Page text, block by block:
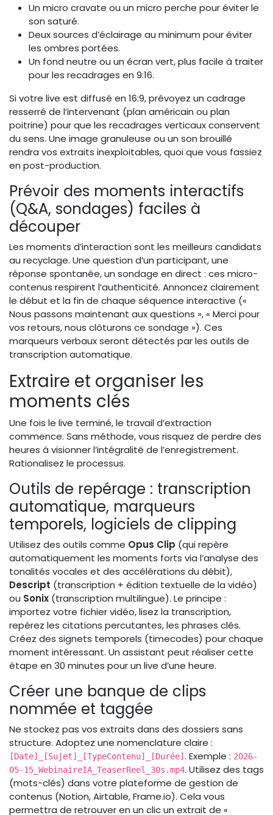
Un micro cravate ou un micro perche pour éviter le
son saturé.
Deux sources d’éclairage au minimum pour éviter
les ombres portées.
Un fond neutre ou un écran vert, plus facile à traiter
pour les recadrages en 9:16.
Si votre live est diffusé en 16:9, prévoyez un cadrage
resserré de l’intervenant (plan américain ou plan
poitrine) pour que les recadrages verticaux conservent
du sens. Une image granuleuse ou un son brouillé
rendra vos extraits inexploitables, quoi que vous fassiez
en post-production.
Prévoir des moments interactifs
(Q&A, sondages) faciles à
découper
Les moments d’interaction sont les meilleurs candidats
au recyclage. Une question d’un participant, une
réponse spontanée, un sondage en direct : ces micro-
contenus respirent l’authenticité. Annoncez clairement
le début et la fin de chaque séquence interactive («
Nous passons maintenant aux questions », « Merci pour
vos retours, nous clôturons ce sondage »). Ces
marqueurs verbaux seront détectés par les outils de
transcription automatique.
Extraire et organiser les
moments clés
Une fois le live terminé, le travail d’extraction
commence. Sans méthode, vous risquez de perdre des
heures à visionner l’intégralité de l’enregistrement.
Rationalisez le processus.
Outils de repérage : transcription
automatique, marqueurs
temporels, logiciels de clipping
Utilisez des outils comme Opus Clip (qui repère
automatiquement les moments forts via l’analyse des
tonalités vocales et des accélérations du débit),
Descript (transcription + édition textuelle de la vidéo)
ou Sonix (transcription multilingue). Le principe :
importez votre fichier vidéo, lisez la transcription,
repérez les citations percutantes, les phrases clés.
Créez des signets temporels (timecodes) pour chaque
moment intéressant. Un assistant peut réaliser cette
étape en 30 minutes pour un live d’une heure.
Créer une banque de clips
nommée et taggée
Ne stockez pas vos extraits dans des dossiers sans
structure. Adoptez une nomenclature claire :
[Date]_[Sujet]_[TypeContenu]_[Durée] . Exemple : 2026-
05-15_WebinaireIA_TeaserReel_30s.mp4. Utilisez des tags
(mots-clés) dans votre plateforme de gestion de
contenus (Notion, Airtable, Frame.io). Cela vous
permettra de retrouver en un clic un extrait de «